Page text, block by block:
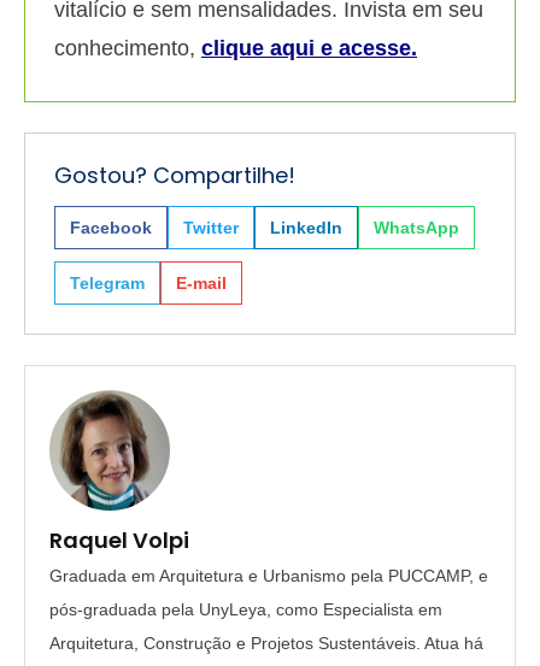
vitalício e sem mensalidades. Invista em seu
conhecimento, clique aqui e acesse.
Gostou? Compartilhe!
Facebook Twitter LinkedIn WhatsApp
Telegram E-mail
Raquel Volpi
Graduada em Arquitetura e Urbanismo pela PUCCAMP, e
pós-graduada pela UnyLeya, como Especialista em
Arquitetura, Construção e Projetos Sustentáveis. Atua há